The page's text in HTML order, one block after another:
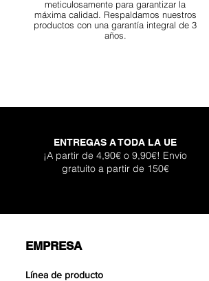
meticulosamente para garantizar la
máxima calidad. Respaldamos nuestros
productos con una garantía integral de 3
años.
ENTREGAS A TODA LA UE
¡A partir de 4,90€ o 9,90€! Envío
gratuito a partir de 150€
EMPRESA
Línea de producto